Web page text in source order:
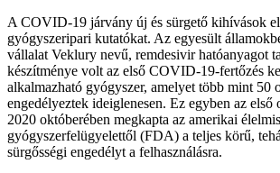
A COVID-19 járvány új és sürgető kihívások
gyógyszeripari kutatókat. Az egyesült
vállalat Veklury nevű, remdesivir hatóanyagot
készítménye volt az első COVID-19-fertőzés
alkalmazható gyógyszer, amelyet több mint 50
engedélyeztek ideiglenesen. Ez egyben az első
2020 októberében megkapta az amerikai
gyógyszerfelügyelettől (FDA) a teljes körű,
sürgősségi engedélyt a felhasználásra.